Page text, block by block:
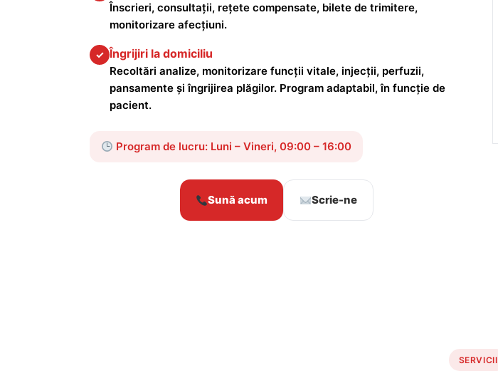
Înscrieri, consultații, rețete compensate, bilete de trimitere,
monitorizare afecțiuni.
✓ Îngrijiri la domiciliu
Recoltări analize, monitorizare funcții vitale, injecții, perfuzii,
pansamente și îngrijirea plăgilor. Program adaptabil, în funcție de
pacient.
Program de lucru: Luni – Vineri, 09:00 – 16:00
Sună acum Scrie-ne
SERVICII